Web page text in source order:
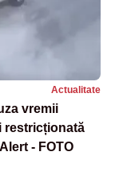
Actualitate
vremii
restricționată
- FOTO